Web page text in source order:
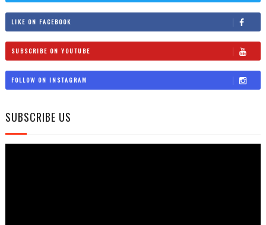
LIKE ON FACEBOOK
SUBSCRIBE ON YOUTUBE
FOLLOW ON INSTAGRAM
SUBSCRIBE US